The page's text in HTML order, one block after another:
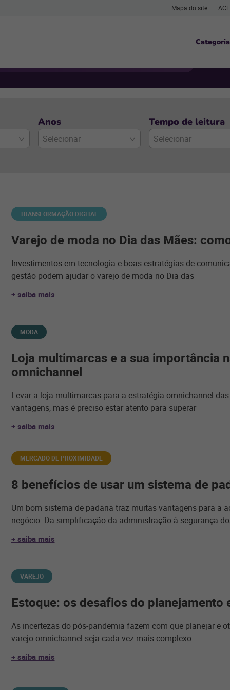
Mapa do site
Anos
Selecionar
Tempo de leitura
Selecionar
TRANSFORMAÇÃO DIGITAL
Varejo de moda no Dia das Mães:
Investimentos em tecnologia e boas estratégias de
gestão podem ajudar o varejo de moda no Dia das
+ saiba mais
MODA
Loja multimarcas e a sua importância
omnichannel
Levar a loja multimarcas para a estratégia omnichannel
vantagens, mas é preciso estar atento para superar
+ saiba mais
MERCADO DE PROXIMIDADE
8 benefícios de usar um sistema de
Um bom sistema de padaria traz muitas vantagens para a
negócio. Da simplificação da administração à segurança
+ saiba mais
VAREJO
Estoque: os desafios do planejamento
As incertezas do pós-pandemia fazem com que planejar e
varejo omnichannel seja cada vez mais complexo.
+ saiba mais